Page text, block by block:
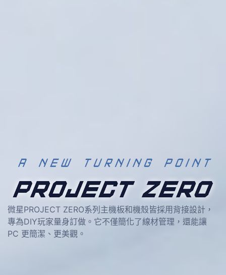
微星PROJECT ZERO系列主機板和機殼皆採用背接設計，
專為DIY玩家量身訂做。它不僅簡化了線材管理，還能讓
PC 更簡潔、更美觀。